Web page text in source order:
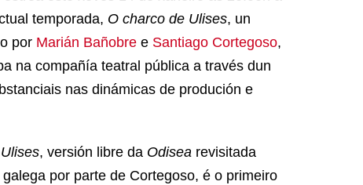
temporada, O charco de Ulises, un
por Marián Bañobre e Santiago Cortegoso,
na compañía teatral pública a través dun
nas dinámicas de produción e
, versión libre da Odisea revisitada
por parte de Cortegoso, é o primeiro